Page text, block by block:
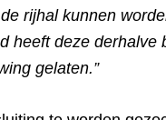
rijhal kunnen
heeft deze derhalve
gelaten.”